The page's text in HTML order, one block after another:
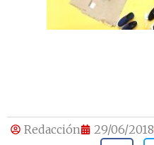
Redacción 29/06/2018